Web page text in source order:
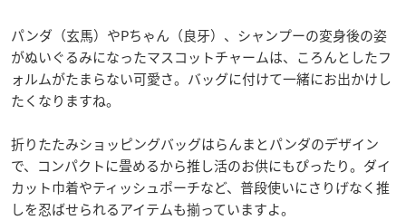
パンダ（玄馬）やPちゃん（良牙）、シャンプーの変身後の姿
がぬいぐるみになったマスコットチャームは、ころんとしたフ
ォルムがたまらない可愛さ。バッグに付けて一緒にお出かけし
たくなりますね。
折りたたみショッピングバッグはらんまとパンダのデザイン
で、コンパクトに畳めるから推し活のお供にもぴったり。ダイ
カット巾着やティッシュポーチなど、普段使いにさりげなく推
しを忍ばせられるアイテムも揃っていますよ。